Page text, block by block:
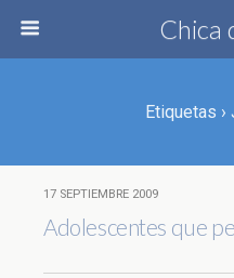
Chica
Etiquetas
17 SEPTIEMBRE 2009
Adolescentes que